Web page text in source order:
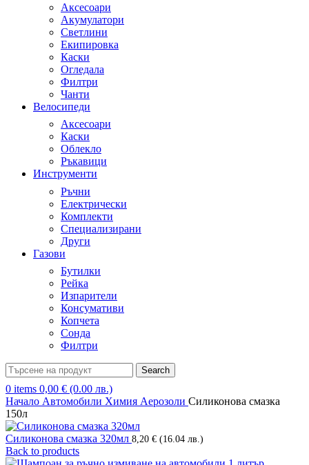
Аксесоари
Акумулатори
Светлини
Екипировка
Каски
Огледала
Филтри
Чанти
Велосипеди
Аксесоари
Каски
Облекло
Ръкавици
Инструменти
Ръчни
Електрически
Комплекти
Специализирани
Други
Газови
Бутилки
Рейка
Изпарители
Консумативи
Копчета
Сонда
Филтри
Search
0 items 0,00 € (0.00 лв.)
Начало Автомобили Химия Аерозоли Силиконова смазка
150л
Силиконова смазка 320мл 8,20 € (16.04 лв.)
Back to products